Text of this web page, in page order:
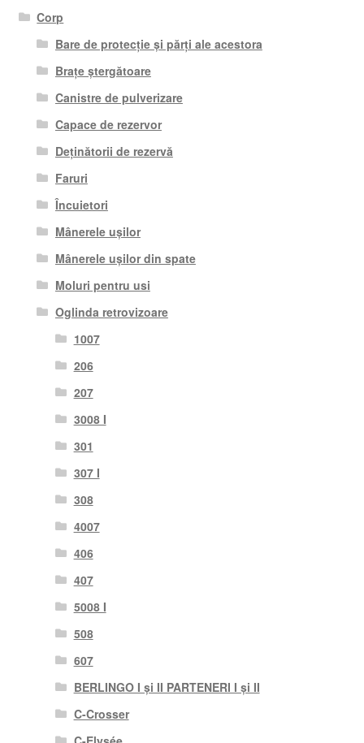
Corp
Bare de protecție și părți ale acestora
Brațe ștergătoare
Canistre de pulverizare
Capace de rezervor
Deținătorii de rezervă
Faruri
Încuietori
Mânerele ușilor
Mânerele ușilor din spate
Moluri pentru usi
Oglinda retrovizoare
1007
206
207
3008 I
301
307 I
308
4007
406
407
5008 I
508
607
BERLINGO I și II PARTENERI I și II
C-Crosser